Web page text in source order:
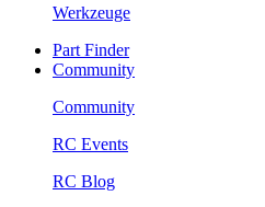
Werkzeuge
Part Finder
Community
Community
RC Events
RC Blog